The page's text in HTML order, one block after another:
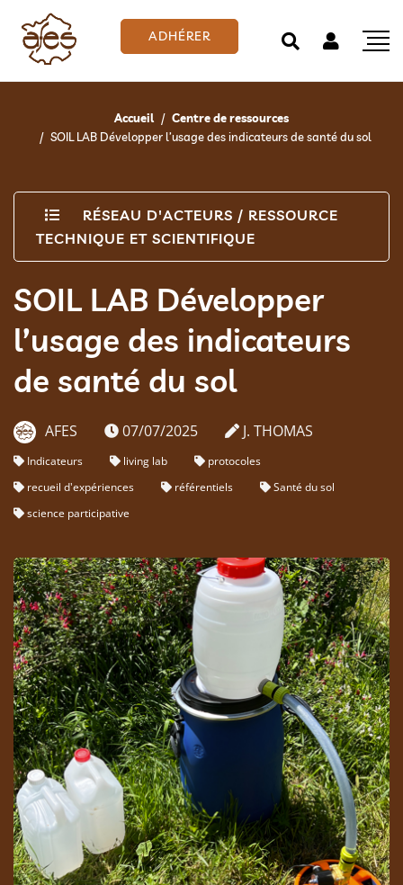
ADHÉRER
Accueil
Centre de ressources
SOIL LAB Développer l’usage des indicateurs de santé du sol
RÉSEAU D'ACTEURS / RESSOURCE
TECHNIQUE ET SCIENTIFIQUE
SOIL LAB Développer
l’usage des indicateurs
de santé du sol
AFES 07/07/2025 J. THOMAS
Indicateurs living lab
protocoles
recueil d'expériences
référentiels
Santé du sol
science participative